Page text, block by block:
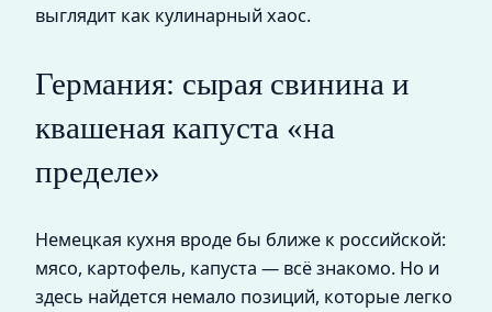
выглядит как кулинарный хаос.
Германия: сырая свинина и
квашеная капуста «на
пределе»
Немецкая кухня вроде бы ближе к российской:
мясо, картофель, капуста — всё знакомо. Но и
здесь найдется немало позиций, которые легко